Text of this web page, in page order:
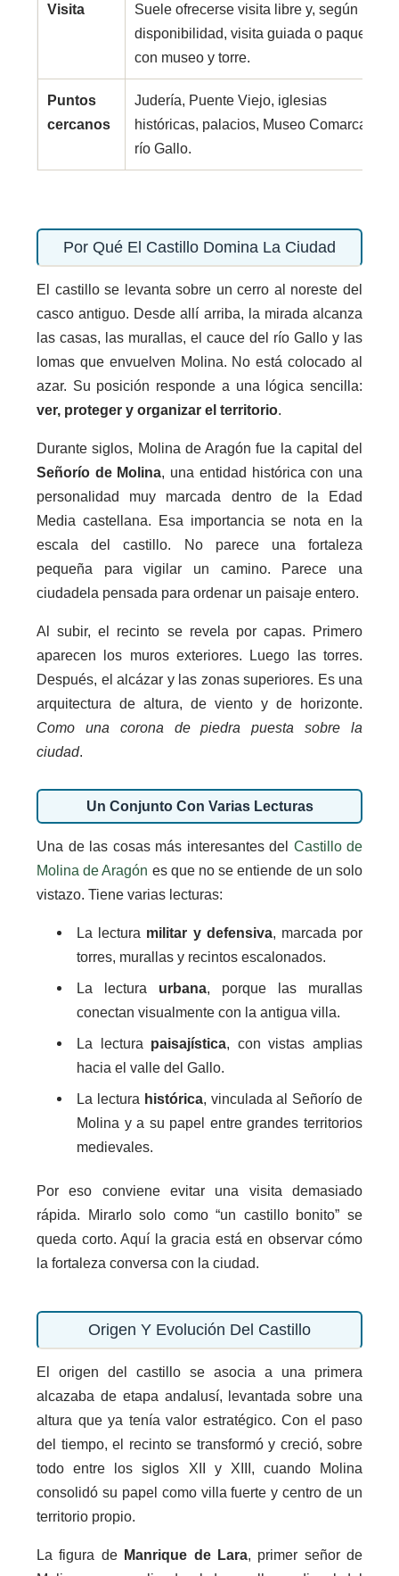
Visita
Suele ofrecerse visita libre y, según
disponibilidad, visita guiada o paquetes
con museo y torre.
Puntos
cercanos
Judería, Puente Viejo, iglesias
históricas, palacios, Museo Comarcal y
río Gallo.
Por Qué El Castillo Domina La Ciudad
El castillo se levanta sobre un cerro al noreste del
casco antiguo. Desde allí arriba, la mirada alcanza
las casas, las murallas, el cauce del río Gallo y las
lomas que envuelven Molina. No está colocado al
azar. Su posición responde a una lógica sencilla:
ver, proteger y organizar el territorio.
Durante siglos, Molina de Aragón fue la capital del
Señorío de Molina, una entidad histórica con una
personalidad muy marcada dentro de la Edad
Media castellana. Esa importancia se nota en la
escala del castillo. No parece una fortaleza
pequeña para vigilar un camino. Parece una
ciudadela pensada para ordenar un paisaje entero.
Al subir, el recinto se revela por capas. Primero
aparecen los muros exteriores. Luego las torres.
Después, el alcázar y las zonas superiores. Es una
arquitectura de altura, de viento y de horizonte.
Como una corona de piedra puesta sobre la
ciudad.
Un Conjunto Con Varias Lecturas
Una de las cosas más interesantes del Castillo de
Molina de Aragón es que no se entiende de un solo
vistazo. Tiene varias lecturas:
La lectura militar y defensiva, marcada por
torres, murallas y recintos escalonados.
La lectura urbana, porque las murallas
conectan visualmente con la antigua villa.
La lectura paisajística, con vistas amplias
hacia el valle del Gallo.
La lectura histórica, vinculada al Señorío de
Molina y a su papel entre grandes territorios
medievales.
Por eso conviene evitar una visita demasiado
rápida. Mirarlo solo como “un castillo bonito” se
queda corto. Aquí la gracia está en observar cómo
la fortaleza conversa con la ciudad.
Origen Y Evolución Del Castillo
El origen del castillo se asocia a una primera
alcazaba de etapa andalusí, levantada sobre una
altura que ya tenía valor estratégico. Con el paso
del tiempo, el recinto se transformó y creció, sobre
todo entre los siglos XII y XIII, cuando Molina
consolidó su papel como villa fuerte y centro de un
territorio propio.
La figura de Manrique de Lara, primer señor de